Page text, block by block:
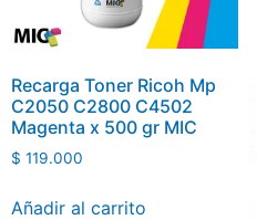
Recarga Toner Ricoh Mp
C2050 C2800 C4502
Magenta x 500 gr MIC
$ 119.000
Añadir al carrito